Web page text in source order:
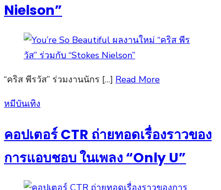
Nielson”
“คริส พีรวัส” ร่วมงานนักร […] Read More
Posted
หมีบันเทิง
คอปเตอร์ CTR ถ่ายทอดเรื่องราวของ
การแอบชอบ ในเพลง “Only U”